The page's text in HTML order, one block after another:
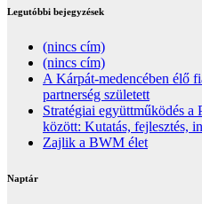
Legutóbbi bejegyzések
(nincs cím)
(nincs cím)
A Kárpát-medencében élő
partnerség született
Stratégiai együttműködés
között: Kutatás, fejlesztés,
Zajlik a BWM élet
Naptár